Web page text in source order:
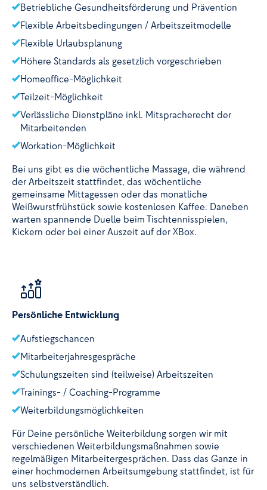
Betriebliche Gesundheitsförderung und Prävention
Flexible Arbeitsbedingungen / Arbeitszeitmodelle
Flexible Urlaubsplanung
Höhere Standards als gesetzlich vorgeschrieben
Homeoffice-Möglichkeit
Teilzeit-Möglichkeit
Verlässliche Dienstpläne inkl. Mitspracherecht der
Mitarbeitenden
Workation-Möglichkeit
Bei uns gibt es die wöchentliche Massage, die während
der Arbeitszeit stattfindet, das wöchentliche
gemeinsame Mittagessen oder das monatliche
Weißwurstfrühstück sowie kostenlosen Kaffee. Daneben
warten spannende Duelle beim Tischtennisspielen,
Kickern oder bei einer Auszeit auf der XBox.
Persönliche Entwicklung
Aufstiegschancen
Mitarbeiterjahresgespräche
Schulungszeiten sind (teilweise) Arbeitszeiten
Trainings- / Coaching-Programme
Weiterbildungsmöglichkeiten
Für Deine persönliche Weiterbildung sorgen wir mit
verschiedenen Weiterbildungsmaßnahmen sowie
regelmäßigen Mitarbeitergesprächen. Dass das Ganze in
einer hochmodernen Arbeitsumgebung stattfindet, ist für
uns selbstverständlich.